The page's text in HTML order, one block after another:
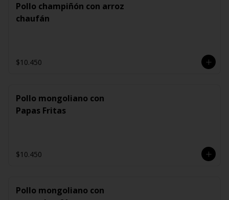
Pollo champiñón con arroz
chaufán
$10.450
Pollo mongoliano con
Papas Fritas
$10.450
Pollo mongoliano con